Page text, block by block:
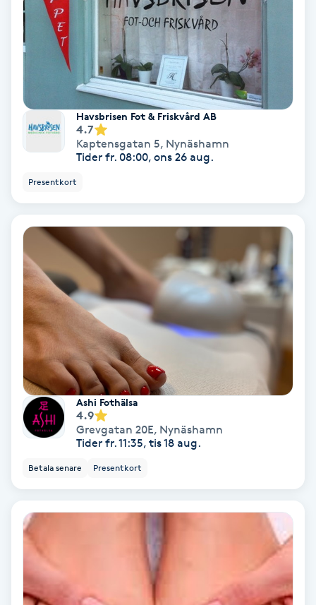
Eyeliner-tatuering
Face framing
Faceliftmassage
Fet hårbotten
Fibromassage
Fillers
Fotmassage
Fotsvamp
Fotvård
Fransborttagning
Fransfärgning
Fransförlängning
Havsbrisen Fot & Friskvård AB
4.7
Kaptensgatan 5, Nynäshamn
Tider fr. 08:00, ons 26 aug.
Presentkort
Ashi Fothälsa
4.9
Grevgatan 20E, Nynäshamn
Tider fr. 11:35, tis 18 aug.
Betala senare Presentkort